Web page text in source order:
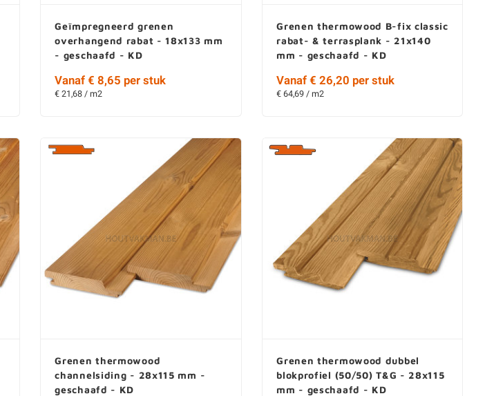
Geïmpregneerd grenen
overhangend rabat - 18x133 mm
- geschaafd - KD
Vanaf € 8,65 per stuk
€ 21,68 / m2
Grenen thermowood B-fix classic
rabat- & terrasplank - 21x140
mm - geschaafd - KD
Vanaf € 26,20 per stuk
€ 64,69 / m2
Grenen thermowood
channelsiding - 28x115 mm -
geschaafd - KD
Grenen thermowood dubbel
blokprofiel (50/50) T&G - 28x115
mm - geschaafd - KD